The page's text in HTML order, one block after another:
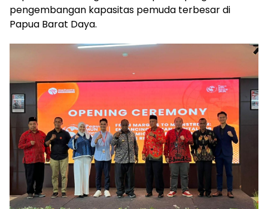
pengembangan kapasitas pemuda terbesar di
Papua Barat Daya.